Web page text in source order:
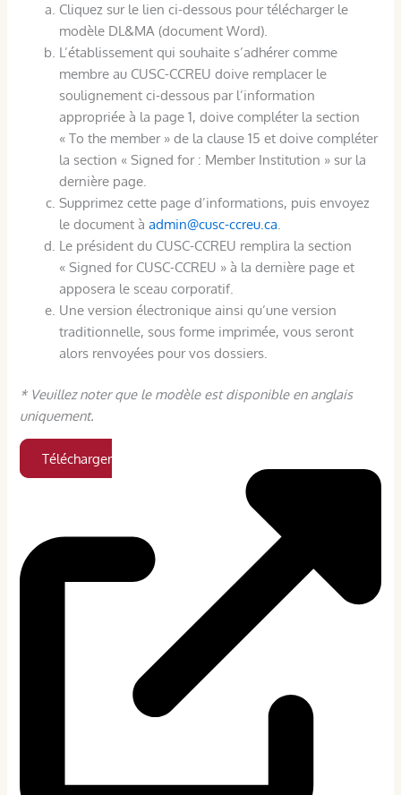
Cliquez sur le lien ci-dessous pour télécharger le
modèle DL&MA (document Word).
L’établissement qui souhaite s’adhérer comme
membre au CUSC-CCREU doive remplacer le
soulignement ci-dessous par l’information
appropriée à la page 1, doive compléter la section
« To the member » de la clause 15 et doive compléter
la section « Signed for : Member Institution » sur la
dernière page.
Supprimez cette page d’informations, puis envoyez
le document àadmin@cusc-ccreu.ca
Le président du CUSC-CCREU remplira la section
« Signed for CUSC-CCREU » à la dernière page et
apposera le sceau corporatif.
Une version électronique ainsi qu’une version
traditionnelle, sous forme imprimée, vous seront
alors renvoyées pour vos dossiers.
* Veuillez noter que le modèle est disponible en anglais
uniquement.
Télécharger